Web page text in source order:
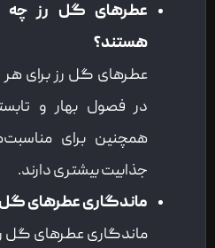
عطرهای گل رز چه
هستند؟
عطرهای گل رز برای هر
در فصول بهار و
همچنین برای
جذابیت بیشتری دارند.
ماندگاری عطرهای
ماندگاری عطرهای گل رز